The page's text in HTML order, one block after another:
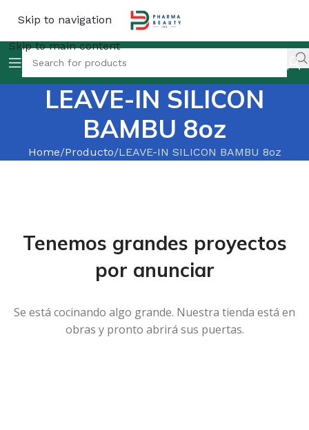
Skip to navigation
Skip to main content
LEAVE-IN SILICON
BAMBU 8oz
Home Producto LEAVE-IN SILICON BAMBU 8oz
Tenemos grandes proyectos
por anunciar
Se está cocinando algo grande. Nuestra tienda está en
obras y pronto abrirá sus puertas.